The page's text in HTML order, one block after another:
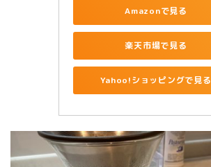
Amazonで見る
楽天市場で見る
Yahoo!ショッピングで見る